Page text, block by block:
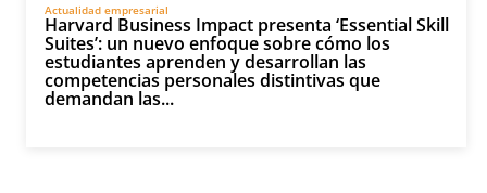
Actualidad empresarial
Harvard Business Impact presenta ‘Essential Skill
Suites’: un nuevo enfoque sobre cómo los
estudiantes aprenden y desarrollan las
competencias personales distintivas que
demandan las...